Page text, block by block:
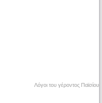
Λόγοι του γέροντος Παϊσίου